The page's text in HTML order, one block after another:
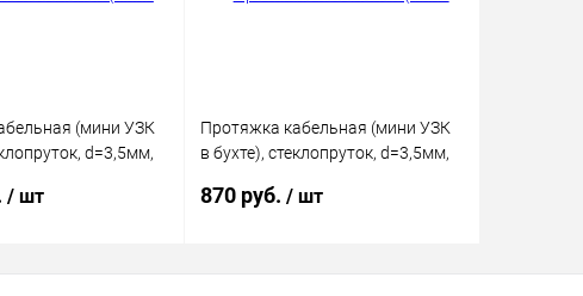
(мини УЗК
d=3,5мм,
/ шт
Протяжка кабельная (мини УЗК
в бухте), стеклопруток, d=3,5мм,
870 руб. / шт